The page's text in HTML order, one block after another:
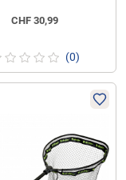
CHF30,99
(0)